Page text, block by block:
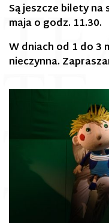
Są jeszcze bilety
maja o godz. 11.30.
W dniach od 1 do 3
nieczynna.